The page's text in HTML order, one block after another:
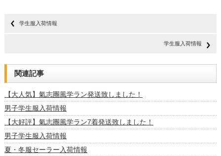
ン
ド
学生服入荷情報
学生服入荷情報
関連記事
【大人気】氣志團風学ラン発送致しました！
男子学生服入荷情報
【大好評】氣志團風学ラン7着発送致しました！
男子学生服入荷情報
夏・冬服セーラー入荷情報